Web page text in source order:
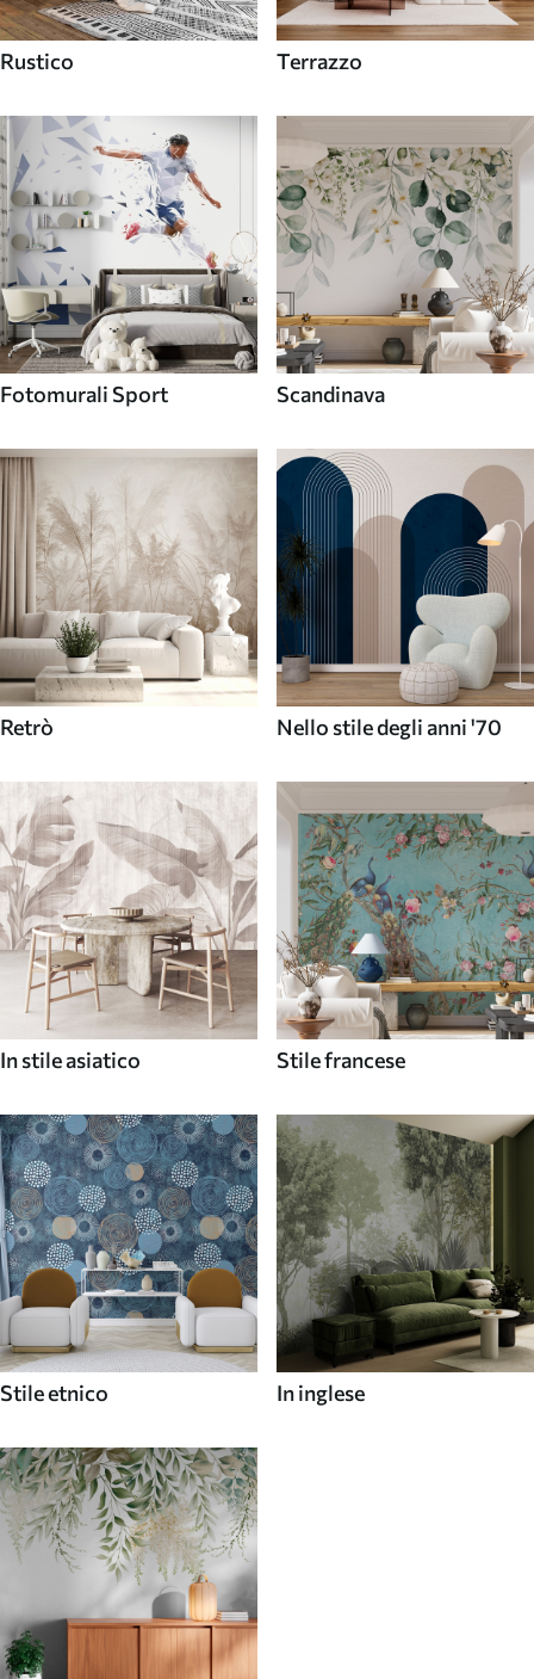
Rustico Terrazzo
Fotomurali Sport Scandinava
Retrò Nello stile degli anni '70
In stile asiatico Stile francese
Stile etnico In inglese